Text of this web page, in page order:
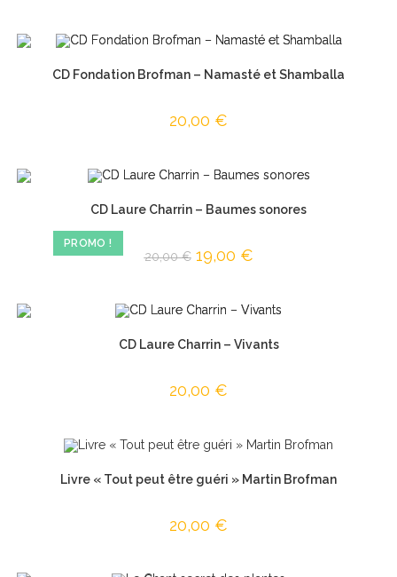
CD Fondation Brofman – Namasté et Shamballa
20,00 €
PROMO !
CD Laure Charrin – Baumes sonores
20,00€ Le
prix
20,00 €.
19,00 €Le
19,00 €.
CD Laure Charrin – Vivants
20,00 €
Livre « Tout peut être guéri » Martin Brofman
20,00 €